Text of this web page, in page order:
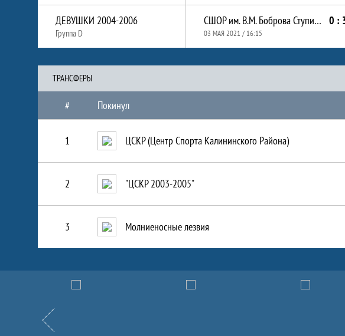
ДЕВУШКИ 2004-2006
Группа D
СШОР им. В.М. Боброва Ступино 0 :
03 МАЯ 2021 / 16:15
ТРАНCФЕРЫ
# Покинул
1 ЦСКР (Центр Спорта Калининского Района)
2 "ЦСКР 2003-2005"
3 Молниеносные лезвия
Назад
Партнёры